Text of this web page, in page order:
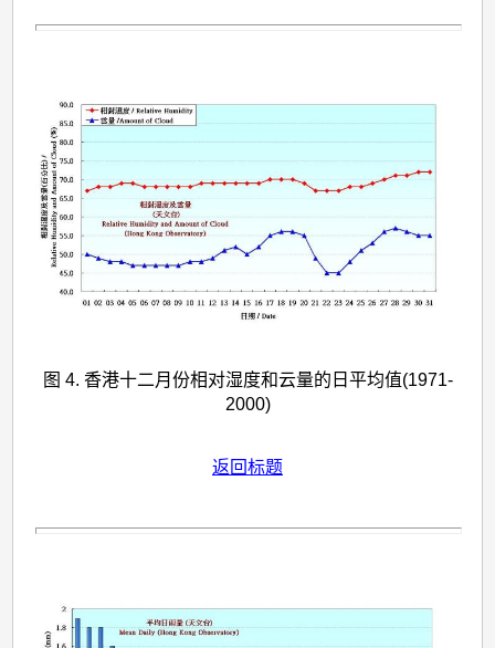
图 4. 香港十二月份相对湿度和云量的日平均值(1971-
2000)
返回标题